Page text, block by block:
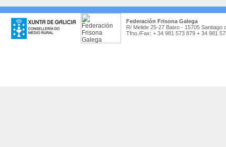
Federación Frisona Galega
R/ Melide 25-27 Baixo - 15705 Santiago
Tfno./Fax: + 34 981 573 879 + 34 981